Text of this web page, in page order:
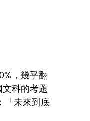
，幾乎翻
科的考題
「未來到底